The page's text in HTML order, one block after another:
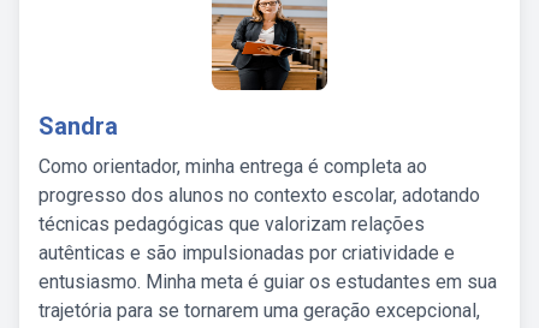
Sandra
Como orientador, minha entrega é completa ao
progresso dos alunos no contexto escolar, adotando
técnicas pedagógicas que valorizam relações
autênticas e são impulsionadas por criatividade e
entusiasmo. Minha meta é guiar os estudantes em sua
trajetória para se tornarem uma geração excepcional,